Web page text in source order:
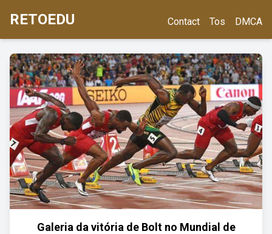
RETOEDU Contact Tos DMCA
Galeria da vitória de Bolt no Mundial de